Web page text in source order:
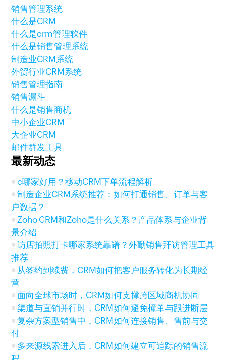
销售管理系统
什么是CRM
什么是crm管理软件
什么是销售管理系统
制造业CRM系统
外贸行业CRM系统
销售管理指南
销售漏斗
什么是销售商机
中小企业CRM
大企业CRM
邮件群发工具
最新动态
c哪家好用？移动CRM下单流程解析
制造企业CRM系统推荐：如何打通销售、订单与客
户数据？
Zoho CRM和Zoho是什么关系？产品体系与企业背
景介绍
访店拍照打卡哪家系统靠谱？外勤销售拜访管理工具
推荐
从签约到续费，CRM如何把客户服务转化为长期经
营
面向全球市场时，CRM如何支撑跨区域商机协同
渠道与直销并行时，CRM如何避免撞单与跟进断层
复杂方案型销售中，CRM如何连接销售、售前与交
付
多来源线索进入后，CRM如何建立可追踪的销售流